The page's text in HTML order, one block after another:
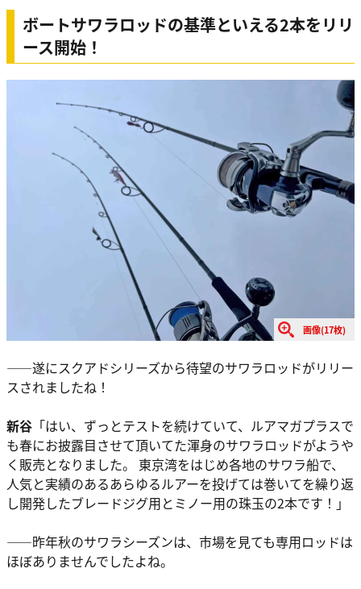
ボートサワラロッドの基準といえる2本をリリ
ース開始！
画像(17枚)
――遂にスクアドシリーズから待望のサワラロッドがリリー
スされましたね！
新谷 「はい、ずっとテストを続けていて、ルアマガプラスで
も春にお披露目させて頂いてた渾身のサワラロッドがようや
く販売となりました。 東京湾をはじめ各地のサワラ船で、
人気と実績のあるあらゆるルアーを投げては巻いてを繰り返
し開発したブレードジグ用とミノー用の珠玉の2本です！」
――昨年秋のサワラシーズンは、市場を見ても専用ロッドは
ほぼありませんでしたよね。